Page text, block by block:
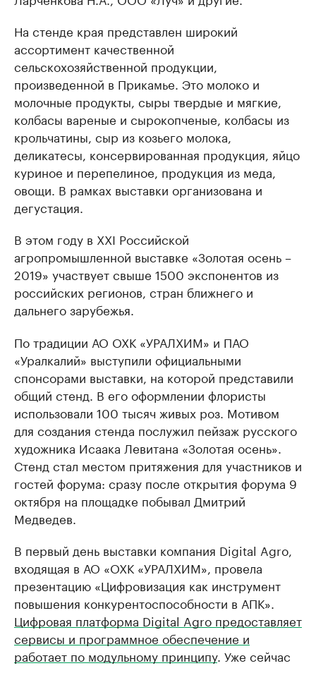
На стенде края представлен широкий
ассортимент качественной
сельскохозяйственной продукции,
произведенной в Прикамье. Это молоко и
молочные продукты, сыры твердые и мягкие,
колбасы вареные и сырокопченые, колбасы из
крольчатины, сыр из козьего молока,
деликатесы, консервированная продукция, яйцо
куриное и перепелиное, продукция из меда,
овощи. В рамках выставки организована и
дегустация.
В этом году в XXI Российской
агропромышленной выставке «Золотая осень –
2019» участвует свыше 1500 экспонентов из
российских регионов, стран ближнего и
дальнего зарубежья.
По традиции АО ОХК «УРАЛХИМ» и ПАО
«Уралкалий» выступили официальными
спонсорами выставки, на которой представили
общий стенд. В его оформлении флористы
использовали 100 тысяч живых роз. Мотивом
для создания стенда послужил пейзаж русского
художника Исаака Левитана «Золотая осень».
Стенд стал местом притяжения для участников и
гостей форума: сразу после открытия форума 9
октября на площадке побывал Дмитрий
Медведев.
В первый день выставки компания Digital Agro,
входящая в АО «ОХК «УРАЛХИМ», провела
презентацию «Цифровизация как инструмент
повышения конкурентоспособности в АПК».
Цифровая платформа Digital Agro предоставляет
сервисы и программное обеспечение и
работает по модульному принципу. Уже сейчас